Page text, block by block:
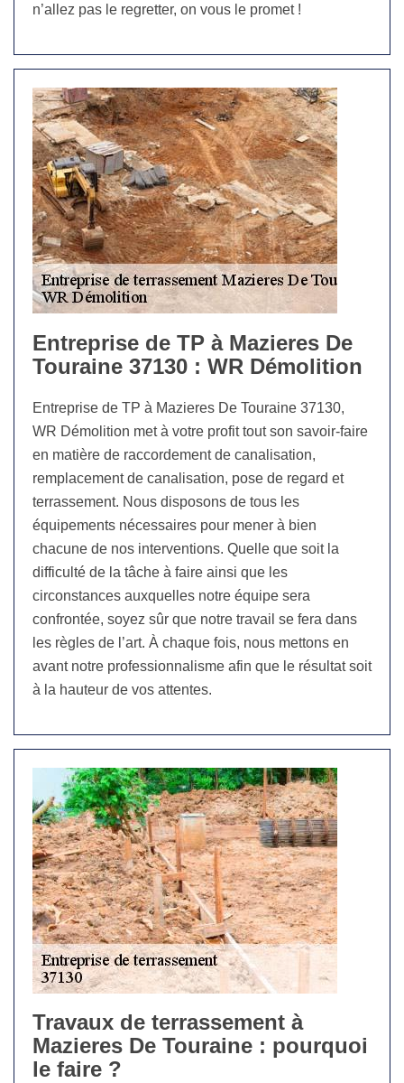
n’allez pas le regretter, on vous le promet !
Entreprise de TP à Mazieres De
Touraine 37130 : WR Démolition
Entreprise de TP à Mazieres De Touraine 37130,
WR Démolition met à votre profit tout son savoir-faire
en matière de raccordement de canalisation,
remplacement de canalisation, pose de regard et
terrassement. Nous disposons de tous les
équipements nécessaires pour mener à bien
chacune de nos interventions. Quelle que soit la
difficulté de la tâche à faire ainsi que les
circonstances auxquelles notre équipe sera
confrontée, soyez sûr que notre travail se fera dans
les règles de l’art. À chaque fois, nous mettons en
avant notre professionnalisme afin que le résultat soit
à la hauteur de vos attentes.
Travaux de terrassement à
Mazieres De Touraine : pourquoi
le faire ?